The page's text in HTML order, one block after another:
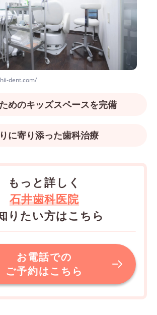
dent.com/
めのキッズスペースを完備
に寄り添った歯科治療
もっと詳しく
石井歯科医院
りたい方はこちら
お電話での
ご予約はこちら